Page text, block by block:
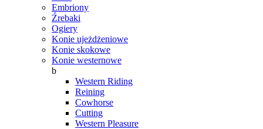
Embriony
Źrebaki
Ogiery
Konie ujeżdżeniowe
Konie skokowe
Konie westernowe
b
Western Riding
Reining
Cowhorse
Cutting
Western Pleasure